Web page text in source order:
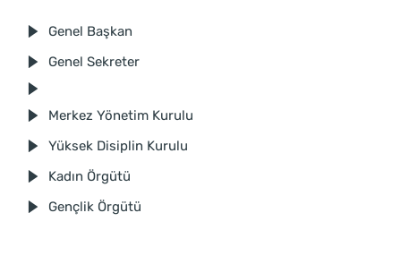
Genel Başkan
Genel Sekreter
Merkez Yönetim Kurulu
Yüksek Disiplin Kurulu
Kadın Örgütü
Gençlik Örgütü